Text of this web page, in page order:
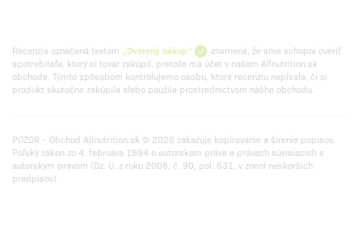
Recenzia označená textom „Overený nákup“
znamená, že sme schopní overiť
spotrebiteľa, ktorý si tovar zakúpil, pretože má účet v našom Allnutrition.sk
obchode. Týmto spôsobom kontrolujeme osobu, ktorá recenziu napísala, či si
produkt skutočne zakúpila alebo použila prostredníctvom nášho obchodu.
POZOR – Obchod Allnutrition.sk © 2026 zakazuje kopírovanie a šírenie popisov.
Poľský zákon zo 4. februára 1994 o autorskom práve a právach súvisiacich s
autorským právom (Dz. U. z roku 2006, č. 90, pol. 631, v znení neskorších
predpisov).